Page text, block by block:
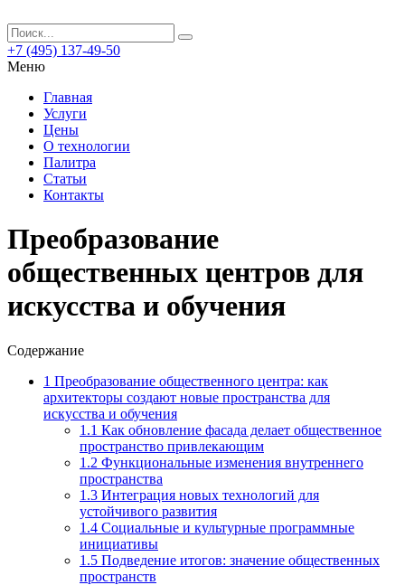
+7 (495) 137-49-50
Меню
Главная
Услуги
Цены
О технологии
Палитра
Статьи
Контакты
Преобразование
общественных центров для
искусства и обучения
Содержание
1 Преобразование общественного центра: как
архитекторы создают новые пространства для
искусства и обучения
1.1 Как обновление фасада делает общественное
пространство привлекающим
1.2 Функциональные изменения внутреннего
пространства
1.3 Интеграция новых технологий для
устойчивого развития
1.4 Социальные и культурные программные
инициативы
1.5 Подведение итогов: значение общественных
пространств